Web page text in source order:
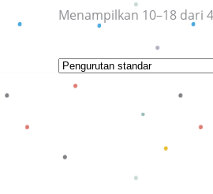
Menampilkan 10–18 dari